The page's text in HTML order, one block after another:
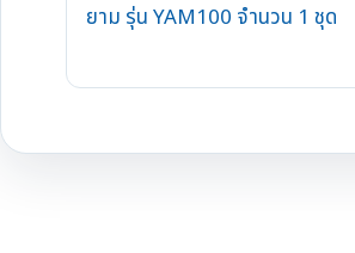
ยาม รุ่น YAM100 จำนวน 1 ชุด